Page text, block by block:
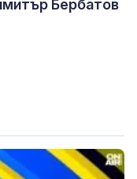
Бербатов